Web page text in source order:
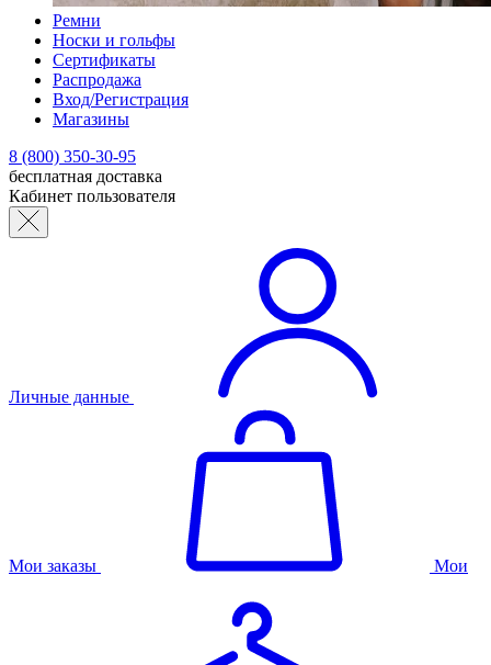
Ремни
Носки и гольфы
Сертификаты
Распродажа
Вход/Регистрация
Магазины
8 (800) 350-30-95
бесплатная доставка
Кабинет пользователя
Личные данные
Мои заказы Мои